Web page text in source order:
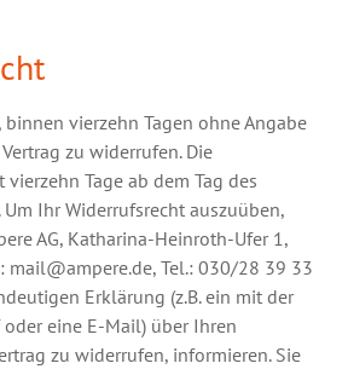
binnen vierzehn Tagen ohne Angabe
zu widerrufen. Die
Tage ab dem Tag des
Um Ihr Widerrufsrecht auszuüben,
AG, Katharina-Heinroth-Ufer 1,
mail@ampere.de, Tel.: 030/28 39 33
Erklärung (z.B. ein mit der
eine E-Mail) über Ihren
zu widerrufen, informieren. Sie